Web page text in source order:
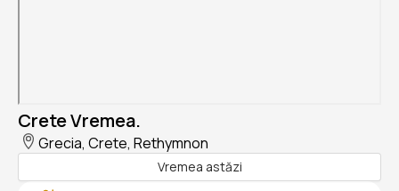
Crete Vremea.
Grecia, Crete, Rethymnon
Vremea astăzi